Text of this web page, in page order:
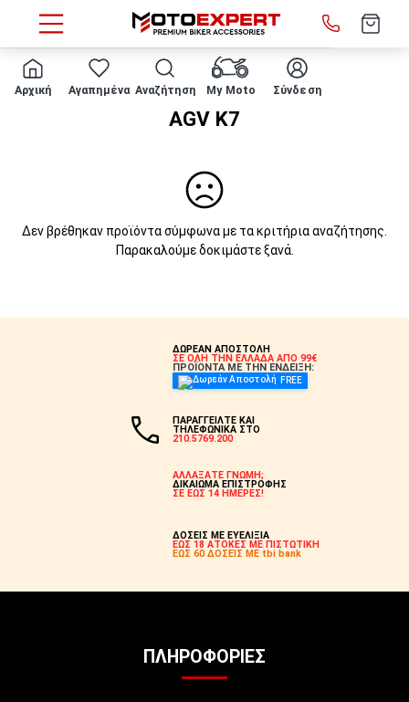
Αρχική Αγαπημένα Αναζήτηση My Moto Σύνδεση
HOME AGV K7
AGV K7
Δεν βρέθηκαν προϊόντα σύμφωνα με τα κριτήρια αναζήτησης.
Παρακαλούμε δοκιμάστε ξανά.
ΔΩΡΕΑΝ ΑΠΟΣΤΟΛΗ
ΣΕ ΟΛΗ ΤΗΝ ΕΛΛΑΔΑ ΑΠΟ 99€
ΠΡΟΪΟΝΤΑ ΜΕ ΤΗΝ ΕΝΔΕΙΞΗ:
FREE
ΠΑΡΑΓΓΕΙΛΤΕ ΚΑΙ
ΤΗΛΕΦΩΝΙΚΑ ΣΤΟ
210.5769.200
ΑΛΛΑΞΑΤΕ ΓΝΩΜΗ;
ΔΙΚΑΙΩΜΑ ΕΠΙΣΤΡΟΦΗΣ
ΣΕ ΕΩΣ 14 ΗΜΕΡΕΣ!
ΔΟΣΕΙΣ ΜΕ ΕΥΕΛΙΞΙΑ
ΕΩΣ 18 ΑΤΟΚΕΣ ΜΕ ΠΙΣΤΩΤΙΚΗ
ΕΩΣ 60 ΔΟΣΕΙΣ ΜΕ tbi bank
ΠΛΗΡΟΦΟΡΊΕΣ